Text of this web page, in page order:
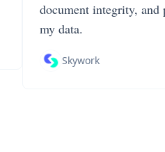
document integrity, and
my data.
Skywork